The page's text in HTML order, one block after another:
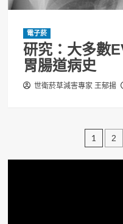
電子菸
研究：大多數
胃腸道病史
世衛菸草減害專家 王郁揚
文
章
1 2